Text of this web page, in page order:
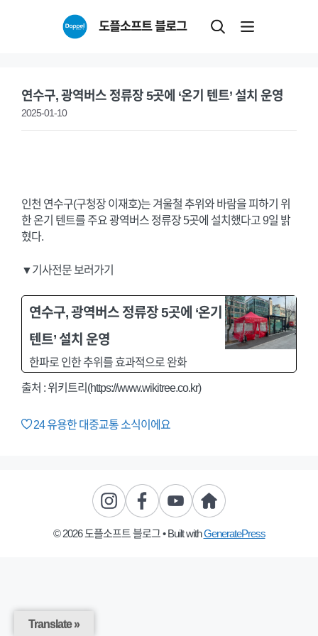
도플소프트 블로그
연수구, 광역버스 정류장 5곳에 ‘온기 텐트’ 설치 운영
2025-01-10
인천 연수구(구청장 이재호)는 겨울철 추위와 바람을 피하기 위
한 온기 텐트를 주요 광역버스 정류장 5곳에 설치했다고 9일 밝
혔다.
▼기사전문 보러가기
연수구, 광역버스 정류장 5곳에 ‘온기
텐트’ 설치 운영
한파로 인한 추위를 효과적으로 완화
출처 : 위키트리(https://www.wikitree.co.kr)
24유용한 대중교통 소식이에요
© 2026 도플소프트 블로그• Built withGeneratePress
Translate »